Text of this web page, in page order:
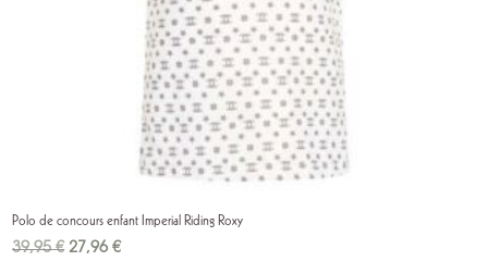
Polo de concours enfant Imperial Riding Roxy
39,95€ Le
27,96€Le